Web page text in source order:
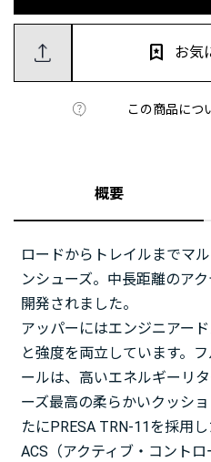
この商品につ
お気
概要
ロードからトレイルまでマ
ンシューズ。中長距離のア
開発されました。
アッパーにはエンジニアー
と強度を両立しています。
ールは、高いエネルギーリ
ーズ最高の柔らかいクッシ
たにPRESA TRN-11を採用
ACS（アクティブ・コント